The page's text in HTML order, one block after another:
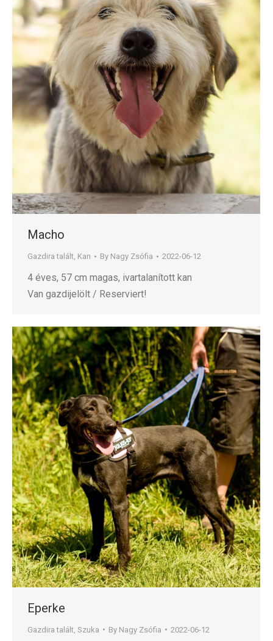
Macho
Gazdira talált, Kan By Nagy Zsófia 2022-06-12
4 éves, 57 cm magas, ivartalanított kan
Van gazdijelölt / Reserviert!
Eperke
Gazdira talált Szuka By Nagy Zsófia 2022-06-12